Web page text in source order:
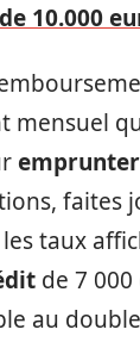
10.000
mensuel
faites
taux
de 7
au